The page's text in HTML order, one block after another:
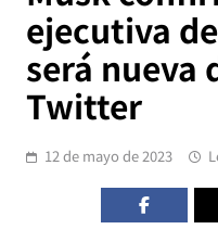
ejecutiva
será nueva
Twitter
12 de mayo de 2023